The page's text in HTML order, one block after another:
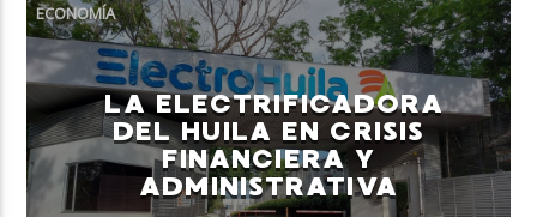
ECONOMÍA
LA ELECTRIFICADORA
DEL HUILA EN CRISIS
FINANCIERA Y
ADMINISTRATIVA